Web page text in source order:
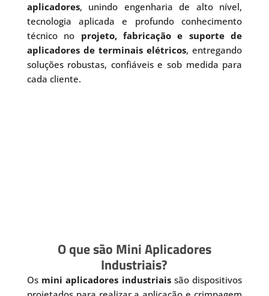
aplicadores, unindo engenharia de alto nível,
tecnologia aplicada e profundo conhecimento
técnico no projeto, fabricação e suporte de
aplicadores de terminais elétricos, entregando
soluções robustas, confiáveis e sob medida para
cada cliente.
O que são Mini Aplicadores
Industriais?
Os mini aplicadores industriaissão dispositivos